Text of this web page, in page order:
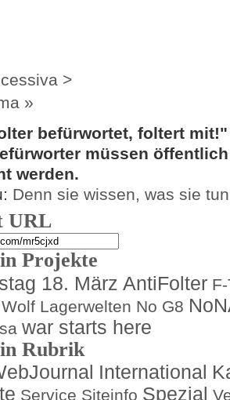
>
»
befürwortet, foltert
müssen
werden.
Denn sie wissen, was sie tun
URL
Projekte
18. März AntiFolter
Lagerwelten No G8
war starts here
Rubrik
International
Service Siteinfo Spezial